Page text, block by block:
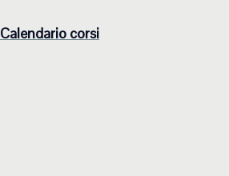
Calendario corsi